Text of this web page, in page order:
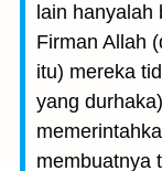
lain
Firman Allah
itu) mereka
yang
membuatnya